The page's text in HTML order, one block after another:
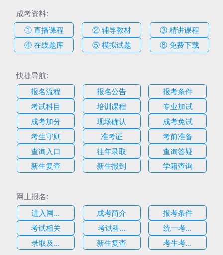
成考资料:
① 直播课程
② 辅导教材
③ 精讲课程
④ 在线题库
⑤ 模拟试题 ⑥ 免费下载
快捷导航:
报名流程
报名公告
报考条件
考试科目
培训课程
专业加试
成考加分
现场确认
成考免试
考生守则
准考证
考前准备
查询入口
往年录取
查询答疑
新生复查
新生报到 学籍查询
网上报名:
进入网...
成考简介
报考条件
考试相关
考试科...
统一考...
录取及...
新生复查 考生考...